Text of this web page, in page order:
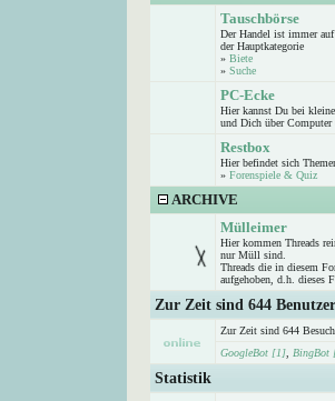
Tauschbörse
Der Handel ist immer auf
der Hauptkategorie
» Biete
» Suche
PC-Ecke
Hier kannst Du bei
und Dich über Computer
Restbox
Hier befindet sich
» Forenspiele & Quiz
ARCHIVE
Mülleimer
Hier kommen Threads
nur Müll sind.
Threads die in diesem
aufgehoben, d.h. dieses
Zur Zeit sind 644
Zur Zeit sind 644
GoogleBot [1]
BingBot
Statistik